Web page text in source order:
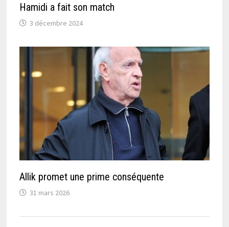
Hamidi a fait son match
3 décembre 2024
Allik promet une prime conséquente
31 mars 2026